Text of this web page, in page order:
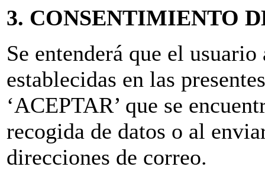
3. CONSENTIMIENTO
Se entenderá que el
establecidas en las
‘ACEPTAR’ que se
recogida de datos o al
direcciones de correo.